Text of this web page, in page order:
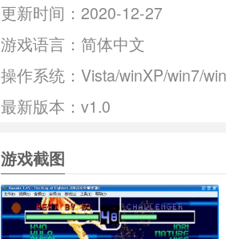
更新时间： 2020-12-27
游戏语言： 简体中文
操作系统： Vista/winXP/win7/
最新版本：v1.0
游戏截图